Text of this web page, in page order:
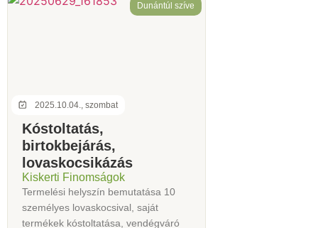
2025.10.04., szombat
Dunántúl szíve
Kóstoltatás,
birtokbejárás,
lovaskocsikázás
Kiskerti Finomságok
Termelési helyszín bemutatása 10
személyes lovaskocsival, saját
termékek kóstoltatása, vendégváró